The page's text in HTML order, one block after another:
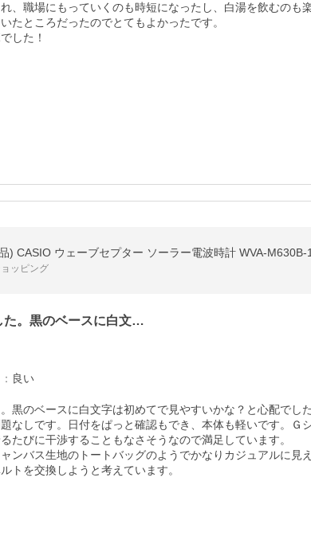
、職場にもっていくのも時短になったし、白湯を飲むのも
たところだったのでとてもよかったです。
した！
) CASIO ウェーブセプター ソーラー電波時計 WVA-
ッピング
た。黒のベースに白文…
： 良い
黒のベースに白文字は初めてで見やすいかな？と心配でし
なしです。日付をぱっと確認もでき、本体も軽いです。Ｇ
たびに干渉することもなさそうなので満足しています。
ンバス生地のトートバッグのようでかなりカジュアルに見
トを交換しようと考えています。